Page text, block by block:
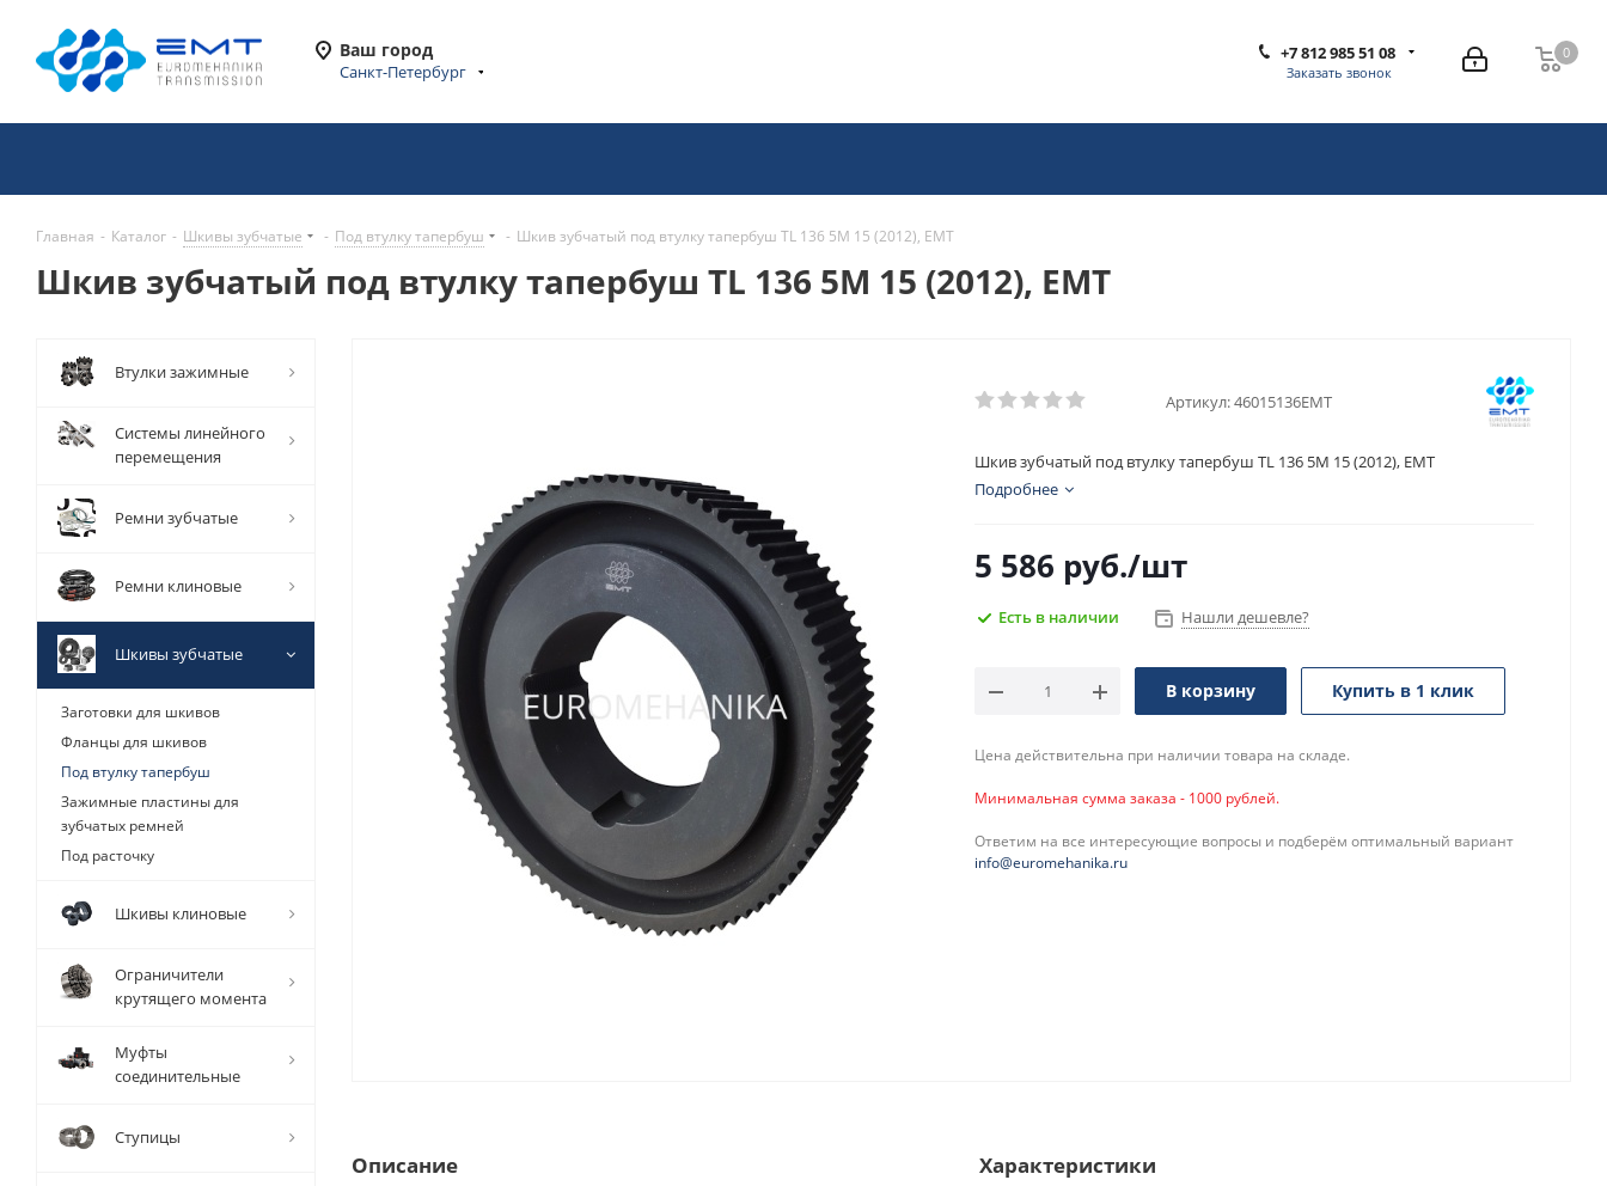
Ваш город
Санкт-Петербург
0
0
+7 812 985 51 08
Заказать звонок
Главная - Каталог - Шкивы зубчатые - Под втулку тапербуш - Шкив зубчатый под втулку тапербуш TL 136 5M 15 (2012), EMT
Шкив зубчатый под втулку тапербуш TL 136 5M 15 (2012), EMT
Артикул:46015136EMT
Шкив зубчатый под втулку тапербуш TL 136 5M 15 (2012), EMT
Подробнее
5 586 руб./шт
Есть в наличии Нашли дешевле?
В корзину Купить в 1 клик
Цена действительна при наличии товара на складе.
Минимальная сумма заказа - 1000 рублей.
Ответим на все интересующие вопросы и подберём оптимальный вариант
info@euromehanika.ru
Описание Характеристики
Втулки зажимные
Системы линейного
перемещения
Ремни зубчатые
Ремни клиновые
Шкивы зубчатые
Заготовки для шкивов
Фланцы для шкивов
Под втулку тапербуш
Зажимные пластины для
зубчатых ремней
Под расточку
Шкивы клиновые
Ограничители
крутящего момента
Муфты
соединительные
Ступицы